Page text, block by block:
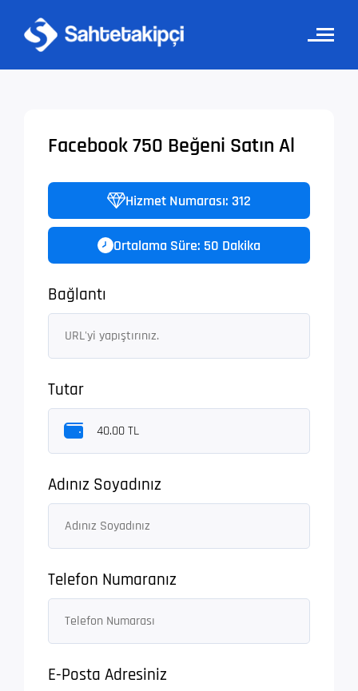
Facebook 750 Beğeni Satın Al
Hizmet Numarası: 312
Ortalama Süre: 50 Dakika
Bağlantı
Tutar
Adınız Soyadınız
Telefon Numaranız
E-Posta Adresiniz